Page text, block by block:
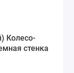
Колесо-
стенка